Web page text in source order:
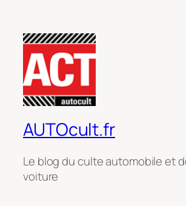
AUTOcult.fr
Le blog du culte automobile et
voiture